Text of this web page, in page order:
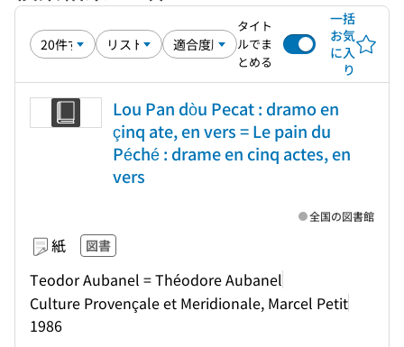
タイト
ルでま
とめる
一括
お気
に入
り
Lou Pan dòu Pecat : dramo en
çinq ate, en vers = Le pain du
Péché : drame en cinq actes, en
vers
紙 図書
Teodor Aubanel = Théodore Aubanel
Culture Provençale et Meridionale, Marcel Petit
1986
全国の図書館